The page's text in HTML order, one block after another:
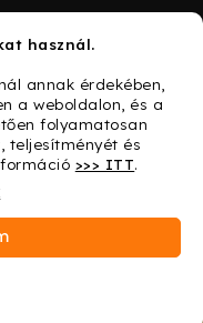
használ.
annak érdekében,
a weboldalon, és a
folyamatosan
teljesítményét és
>>> ITT.
meg magát még
jog fenntartva.Süti